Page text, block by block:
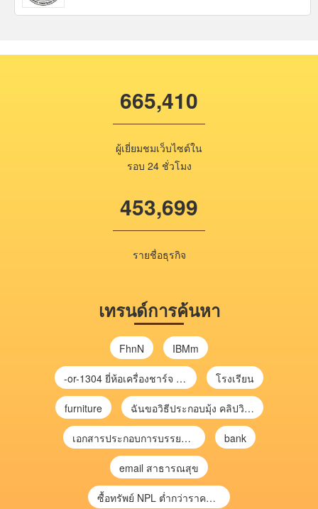
665,410
ผู้เยี่ยมชมเว็บไซต์ใน
รอบ 24 ชั่วโมง
453,699
รายชื่อธุรกิจ
เทรนด์การค้นหา
FhnN IBMm
-or-1304 ยี่ห้อเครื่องชาร์จ chargecore โรงเรียน
furniture ฉันขอวิธีประกอบมุ้ง คลิปวิดีโอ การประกอบมุ้ง
เอกสารประกอบการบรรยาย การประเมินความเสี่ยงเพื่อวางแผนการตรวจสอบ \ bank
email สาธารณสุข
ซื้อทรัพย์ NPL ต่ำกว่าราคาตลาด 30-70% แบบไม่ต้องไปประมูล”